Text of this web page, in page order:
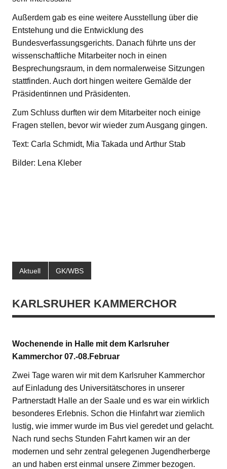
Außerdem gab es eine weitere Ausstellung über die
Entstehung und die Entwicklung des
Bundesverfassungsgerichts. Danach führte uns der
wissenschaftliche Mitarbeiter noch in einen
Besprechungsraum, in dem normalerweise Sitzungen
stattfinden. Auch dort hingen weitere Gemälde der
Präsidentinnen und Präsidenten.
Zum Schluss durften wir dem Mitarbeiter noch einige
Fragen stellen, bevor wir wieder zum Ausgang gingen.
Text: Carla Schmidt, Mia Takada und Arthur Stab
Bilder: Lena Kleber
Aktuell GK/WBS
KARLSRUHER KAMMERCHOR
Wochenende in Halle mit dem Karlsruher
Kammerchor 07.-08.Februar
Zwei Tage waren wir mit dem Karlsruher Kammerchor
auf Einladung des Universitätschores in unserer
Partnerstadt Halle an der Saale und es war ein wirklich
besonderes Erlebnis. Schon die Hinfahrt war ziemlich
lustig, wie immer wurde im Bus viel geredet und gelacht.
Nach rund sechs Stunden Fahrt kamen wir an der
modernen und sehr zentral gelegenen Jugendherberge
an und haben erst einmal unsere Zimmer bezogen.